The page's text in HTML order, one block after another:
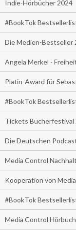
Indie-Hörbücher 2024
#BookTok
Die Medien-Bestseller
Angela Merkel -
Platin-Award für
#BookTok
Tickets Bücherfestival
Die Deutschen
Media Control
Kooperation von
#BookTok
Media Control